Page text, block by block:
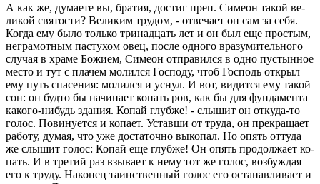
А как же, ду­ма­е­те вы, бра­тия, до­стиг преп. Си­ме­он такой ве­
ли­кой свя­то­сти? Ве­ли­ким тру­дом, - от­ве­ча­ет он сам за себя.
Когда ему было толь­ко три­на­дцать лет и он был еще про­стым,
негра­мот­ным пас­ту­хом овец, после од­но­го вра­зу­ми­тель­но­го
слу­чая в храме Бо­жи­ем, Си­ме­он от­пра­вил­ся в одно пу­стын­ное
место и тут с пла­чем мо­лил­ся Гос­по­ду, чтоб Гос­подь от­крыл
ему путь спа­се­ния: мо­лил­ся и уснул. И вот, ви­дит­ся ему такой
сон: он будто бы на­чи­на­ет ко­пать ров, как бы для фун­да­мен­та
ка­ко­го-ни­будь зда­ния. Копай глуб­же! - слы­шит он от­ку­да-то
голос. По­ви­ну­ет­ся и ко­па­ет. Устав­ши от труда, он пре­кра­ща­ет
ра­бо­ту, думая, что уже до­ста­точ­но вы­ко­пал. Но опять от­ту­да
же слы­шит голос: Копай еще глуб­же! Он опять про­дол­жа­ет ко­
пать. И в тре­тий раз взы­ва­ет к нему тот же голос, воз­буж­дая
его к труду. На­ко­нец та­ин­ствен­ный голос его оста­нав­ли­ва­ет и